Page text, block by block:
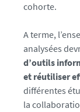
cohorte.
A terme,
analysées
d’outils
et réutiliser
différentes
la